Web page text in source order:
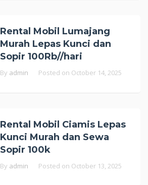
Rental Mobil Lumajang
Murah Lepas Kunci dan
Sopir 100Rb//hari
By admin Posted on October 14, 2025
Rental Mobil Ciamis Lepas
Kunci Murah dan Sewa
Sopir 100k
By admin Posted on October 13, 2025